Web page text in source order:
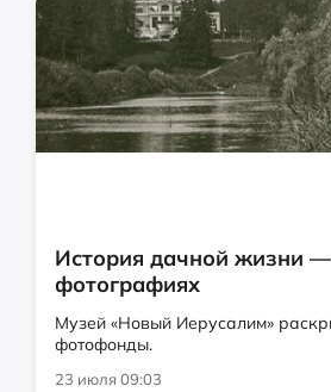
История дачной жизни
фотографиях
Музей «Новый Иерусалим»
фотофонды.
23 июля 09:03